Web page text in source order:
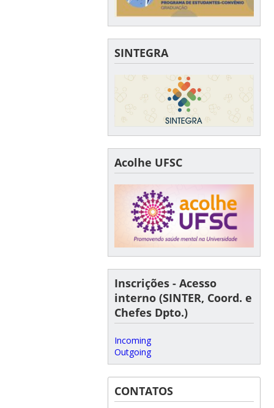
SINTEGRA
Acolhe UFSC
Inscrições - Acesso
interno (SINTER, Coord. e
Chefes Dpto.)
Incoming
Outgoing
CONTATOS